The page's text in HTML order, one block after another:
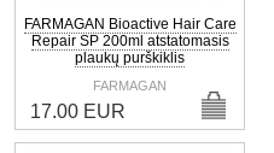
FARMAGAN Bioactive Hair Care
Repair SP 200ml atstatomasis
plaukų purškiklis
FARMAGAN
17.00 EUR